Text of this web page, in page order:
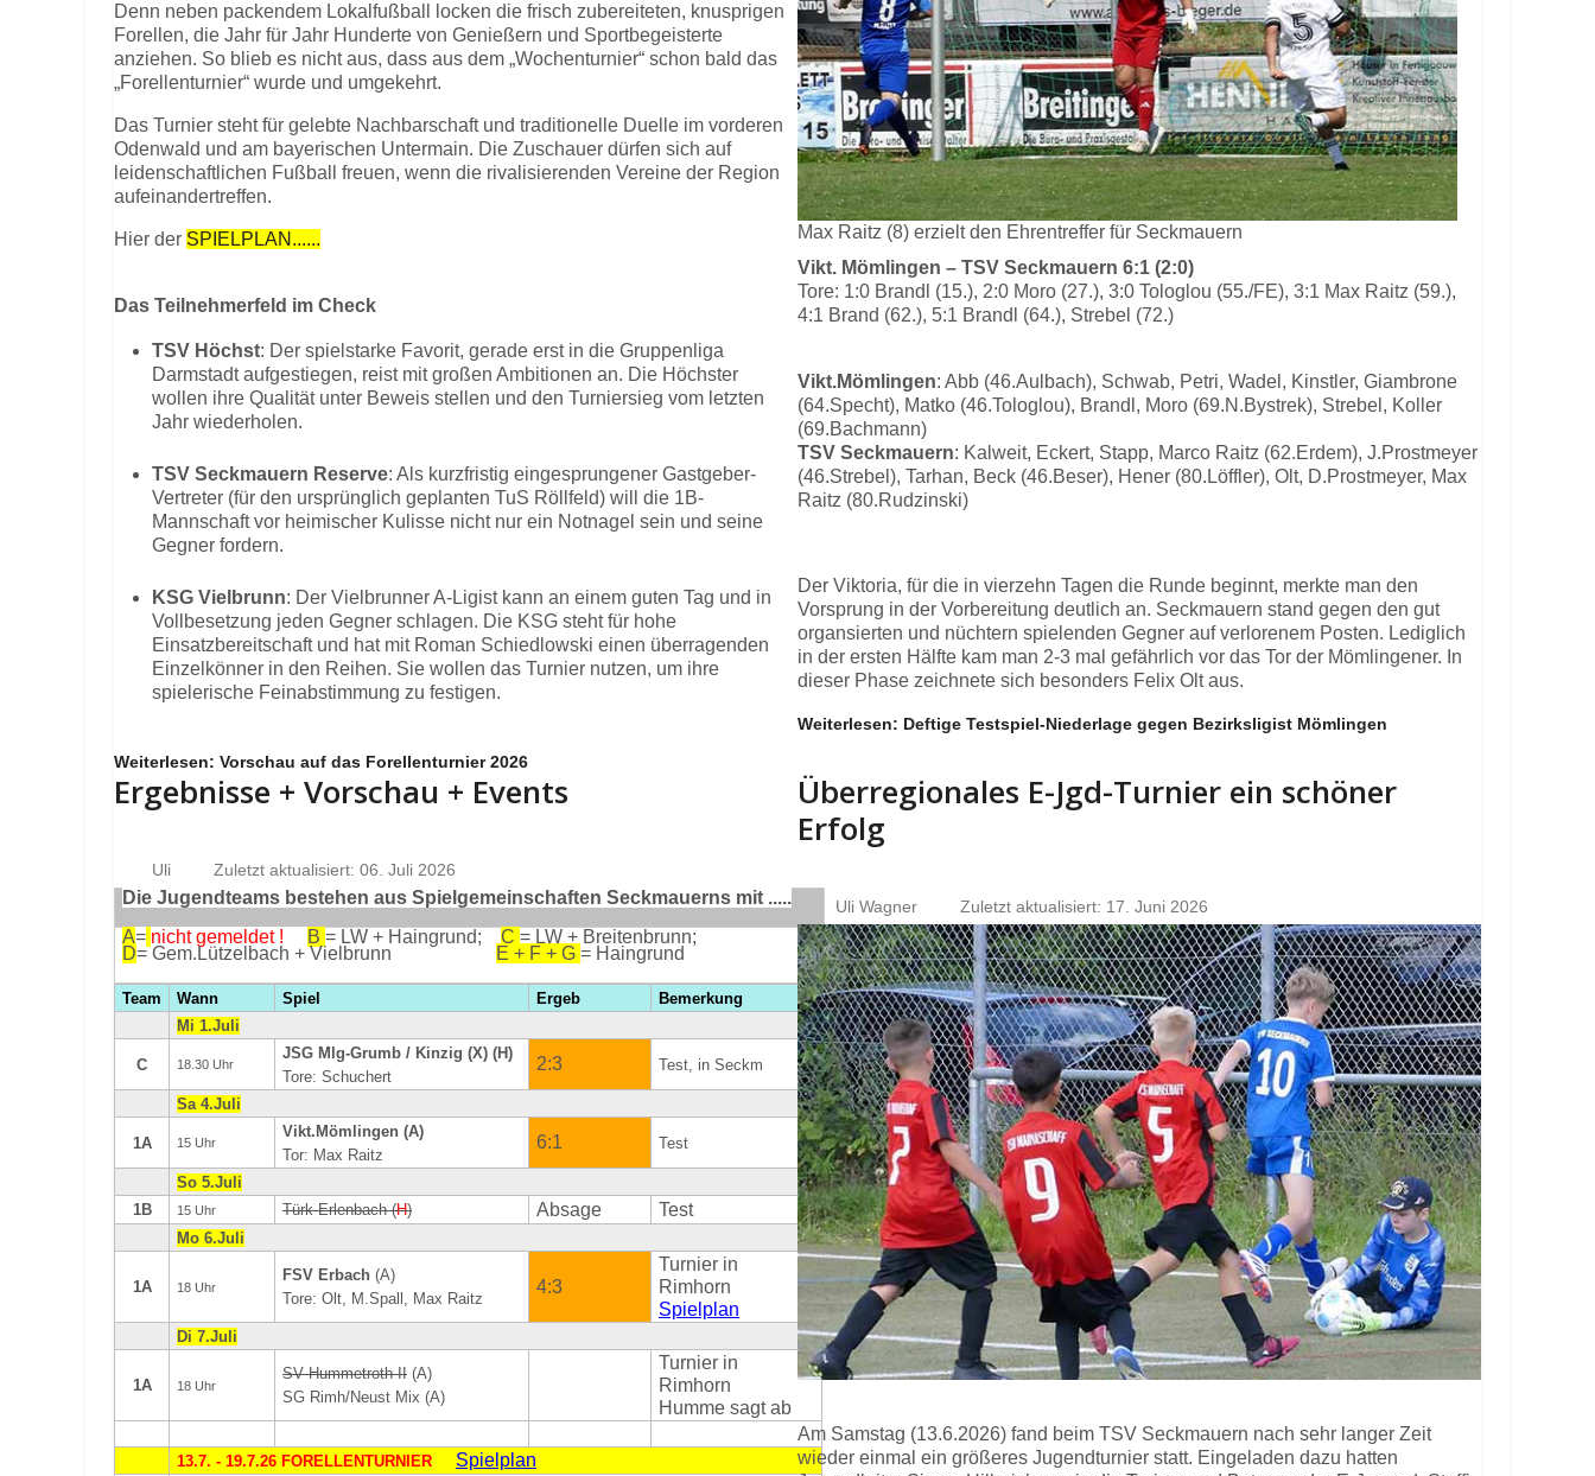
Denn neben packendem Lokalfußball locken die frisch zubereiteten, knusprigen
Forellen, die Jahr für Jahr Hunderte von Genießern und Sportbegeisterte
anziehen. So blieb es nicht aus, dass aus dem „Wochenturnier“ schon bald das
„Forellenturnier“ wurde und umgekehrt.
Das Turnier steht für gelebte Nachbarschaft und traditionelle Duelle im vorderen
Odenwald und am bayerischen Untermain. Die Zuschauer dürfen sich auf
leidenschaftlichen Fußball freuen, wenn die rivalisierenden Vereine der Region
aufeinandertreffen.
Hier der SPIELPLAN......
Das Teilnehmerfeld im Check
TSV Höchst: Der spielstarke Favorit, gerade erst in die Gruppenliga
Darmstadt aufgestiegen, reist mit großen Ambitionen an. Die Höchster
wollen ihre Qualität unter Beweis stellen und den Turniersieg vom letzten
Jahr wiederholen.
TSV Seckmauern Reserve: Als kurzfristig eingesprungener Gastgeber-
Vertreter (für den ursprünglich geplanten TuS Röllfeld) will die 1B-
Mannschaft vor heimischer Kulisse nicht nur ein Notnagel sein und seine
Gegner fordern.
KSG Vielbrunn: Der Vielbrunner A-Ligist kann an einem guten Tag und in
Vollbesetzung jeden Gegner schlagen. Die KSG steht für hohe
Einsatzbereitschaft und hat mit Roman Schiedlowski einen überragenden
Einzelkönner in den Reihen. Sie wollen das Turnier nutzen, um ihre
spielerische Feinabstimmung zu festigen.
Weiterlesen: Vorschau auf das Forellenturnier 2026
Max Raitz (8) erzielt den Ehrentreffer für Seckmauern
Vikt. Mömlingen – TSV Seckmauern 6:1 (2:0)
Tore: 1:0 Brandl (15.), 2:0 Moro (27.), 3:0 Tologlou (55./FE), 3:1 Max Raitz (59.),
4:1 Brand (62.), 5:1 Brandl (64.), Strebel (72.)
Vikt.Mömlingen: Abb (46.Aulbach), Schwab, Petri, Wadel, Kinstler, Giambrone
(64.Specht), Matko (46.Tologlou), Brandl, Moro (69.N.Bystrek), Strebel, Koller
(69.Bachmann)
TSV Seckmauern: Kalweit, Eckert, Stapp, Marco Raitz (62.Erdem), J.Prostmeyer
(46.Strebel), Tarhan, Beck (46.Beser), Hener (80.Löffler), Olt, D.Prostmeyer, Max
Raitz (80.Rudzinski)
Der Viktoria, für die in vierzehn Tagen die Runde beginnt, merkte man den
Vorsprung in der Vorbereitung deutlich an. Seckmauern stand gegen den gut
organsierten und nüchtern spielenden Gegner auf verlorenem Posten. Lediglich
in der ersten Hälfte kam man 2-3 mal gefährlich vor das Tor der Mömlingener. In
dieser Phase zeichnete sich besonders Felix Olt aus.
Weiterlesen: Deftige Testspiel-Niederlage gegen Bezirksligist Mömlingen
Ergebnisse + Vorschau + Events
Uli Zuletzt aktualisiert: 06. Juli 2026
Die Jugendteams bestehen aus Spielgemeinschaften Seckmauerns mit .....
A= nicht gemeldet ! B = LW + Haingrund; C = LW + Breitenbrunn;
D= Gem.Lützelbach + Vielbrunn E + F + G = Haingrund
Team Wann Spiel Ergeb
Bemerkung
Mi 1.Juli
C 18.30 Uhr
JSG Mlg-Grumb / Kinzig (X) (H)
Tore: Schuchert
2:3 Test, in Seckm
Sa 4.Juli
1A 15 Uhr
Vikt.Mömlingen (A)
Tor: Max Raitz
6:1 Test
So 5.Juli
1B
15 Uhr Türk Erlenbach (H) Absage Test
Mo 6.Juli
1A 18 Uhr
FSV Erbach (A)
Tore: Olt, M.Spall, Max Raitz
4:3
Turnier in
Rimhorn
Spielplan
Di 7.Juli
1A 18 Uhr
SV Hummetroth II (A)
SG Rimh/Neust Mix (A)
Turnier in
Rimhorn
Humme sagt ab
13.7. - 19.7.26 FORELLENTURNIER Spielplan
Überregionales E-Jgd-Turnier ein schöner
Erfolg
Uli Wagner Zuletzt aktualisiert: 17. Juni 2026
Am Samstag (13.6.2026) fand beim TSV Seckmauern nach sehr langer Zeit
wieder einmal ein größeres Jugendturnier statt. Eingeladen dazu hatten